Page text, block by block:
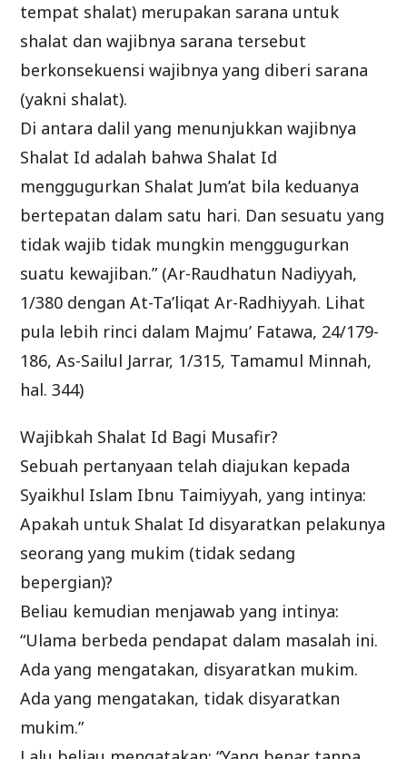
tempat shalat) merupakan sarana untuk
shalat dan wajibnya sarana tersebut
berkonsekuensi wajibnya yang diberi sarana
(yakni shalat).
Di antara dalil yang menunjukkan wajibnya
Shalat Id adalah bahwa Shalat Id
menggugurkan Shalat Jum’at bila keduanya
bertepatan dalam satu hari. Dan sesuatu yang
tidak wajib tidak mungkin menggugurkan
suatu kewajiban.” (Ar-Raudhatun Nadiyyah,
1/380 dengan At-Ta’liqat Ar-Radhiyyah. Lihat
pula lebih rinci dalam Majmu’ Fatawa, 24/179-
186, As-Sailul Jarrar, 1/315, Tamamul Minnah,
hal. 344)
Wajibkah Shalat Id Bagi Musafir?
Sebuah pertanyaan telah diajukan kepada
Syaikhul Islam Ibnu Taimiyyah, yang intinya:
Apakah untuk Shalat Id disyaratkan pelakunya
seorang yang mukim (tidak sedang
bepergian)?
Beliau kemudian menjawab yang intinya:
“Ulama berbeda pendapat dalam masalah ini.
Ada yang mengatakan, disyaratkan mukim.
Ada yang mengatakan, tidak disyaratkan
mukim.”